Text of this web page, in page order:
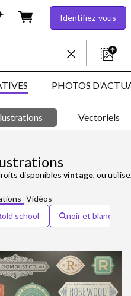
Identifiez-vous
PHOTOS
Vectoriels
disponibles vintage, ou
Vidéos
old school noir et blanc